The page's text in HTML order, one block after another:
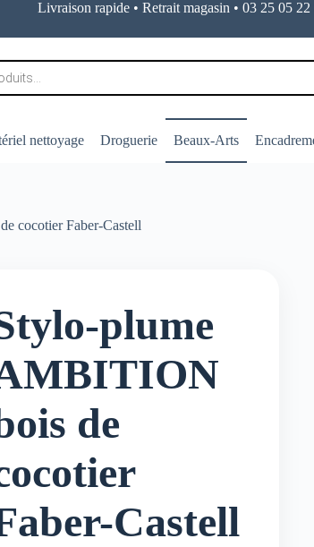
Livraison rapide • Retrait magasin • 03 25 05 22
nettoyage Droguerie Beaux-Arts
cocotier Faber-Castell
plume
de
Castell